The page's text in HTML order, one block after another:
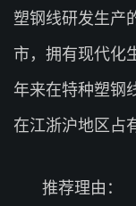
塑钢线研发生产
市，拥有现代化
年来在特种塑钢
在江浙沪地区占
推荐理由：